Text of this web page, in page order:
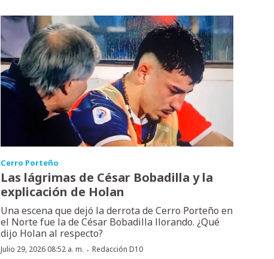
Cerro Porteño
Las lágrimas de César Bobadilla y la
explicación de Holan
Una escena que dejó la derrota de Cerro Porteño en
el Norte fue la de César Bobadilla llorando. ¿Qué
dijo Holan al respecto?
Julio 29, 2026 08:52 a. m. · Redacción D10